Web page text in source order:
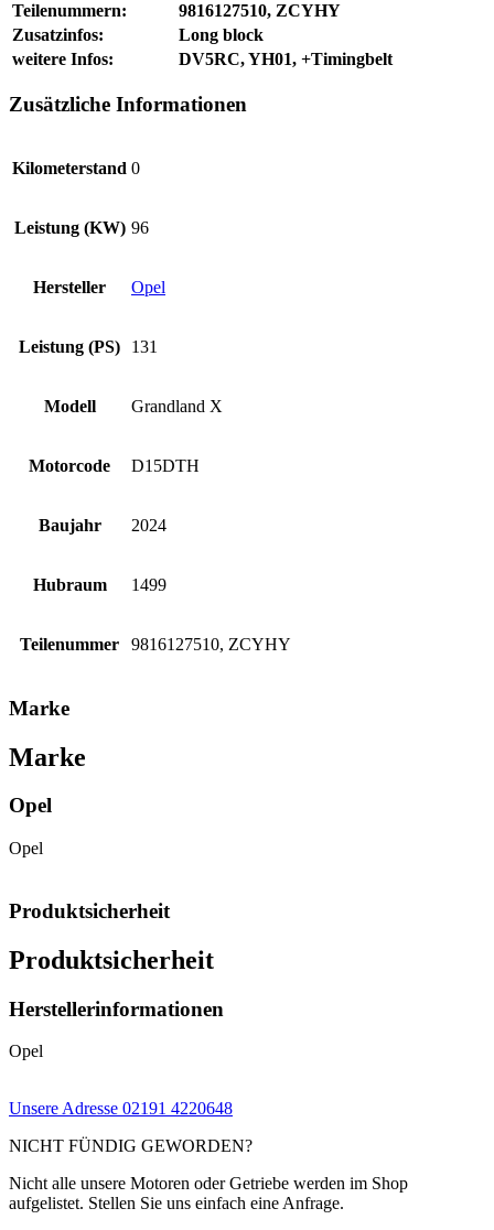
Teilenummern:
9816127510, ZCYHY
Zusatzinfos:
Long block
weitere Infos:
DV5RC, YH01, +Timingbelt
Zusätzliche Informationen
Kilometerstand 0
Leistung (KW) 96
Hersteller Opel
Leistung (PS) 131
Modell Grandland X
Motorcode D15DTH
Baujahr 2024
Hubraum 1499
Teilenummer 9816127510, ZCYHY
Marke
Marke
Opel
Opel
Produktsicherheit
Produktsicherheit
Herstellerinformationen
Opel
Unsere Adresse 02191 4220648
NICHT FÜNDIG GEWORDEN?
Nicht alle unsere Motoren oder Getriebe werden im Shop
aufgelistet. Stellen Sie uns einfach eine Anfrage.